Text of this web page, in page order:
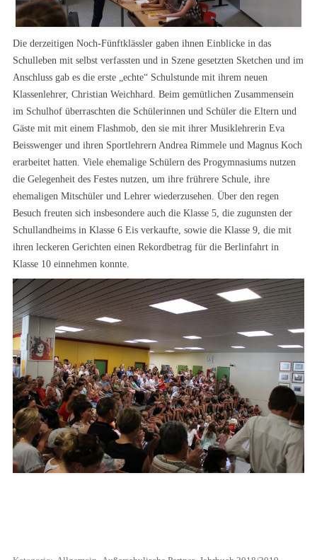
Die derzeitigen Noch-Fünftklässler gaben ihnen Einblicke in das
Schulleben mit selbst verfassten und in Szene gesetzten Sketchen und im
Anschluss gab es die erste „echte“ Schulstunde mit ihrem neuen
Klassenlehrer, Christian Weichhard. Beim gemütlichen Zusammensein
im Schulhof überraschten die Schülerinnen und Schüler die Eltern und
Gäste mit mit einem Flashmob, den sie mit ihrer Musiklehrerin Eva
Beisswenger und ihren Sportlehrern Andrea Rimmele und Magnus Koch
erarbeitet hatten. Viele ehemalige Schülern des Progymnasiums nutzen
die Gelegenheit des Festes nutzen, um ihre frührere Schule, ihre
ehemaligen Mitschüler und Lehrer wiederzusehen. Über den regen
Besuch freuten sich insbesondere auch die Klasse 5, die zugunsten der
Schullandheims in Klasse 6 Eis verkaufte, sowie die Klasse 9, die mit
ihren leckeren Gerichten einen Rekordbetrag für die Berlinfahrt in
Klasse 10 einnehmen konnte.